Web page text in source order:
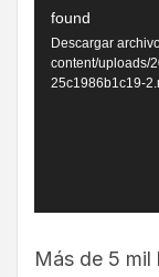
de
video
found
Descargar
content/uploads/
25c1986b1c19-
Más de 5 mil